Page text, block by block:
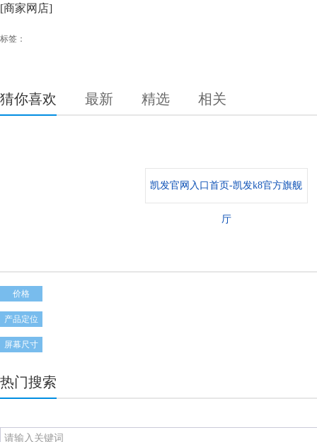
[商家网店]
标签：
猜你喜欢 最新 精选 相关
凯发官网入口首页-凯发k8官方旗舰
厅
价格
产品定位
屏幕尺寸
热门搜索